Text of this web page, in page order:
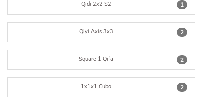
1
Qidi 2x2 S2
2
Qiyi Axis 3x3
2
Square 1 Qifa
2
1x1x1 Cubo